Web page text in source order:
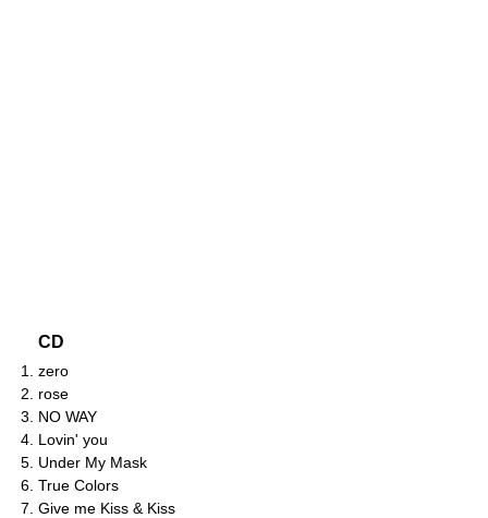
CD
zero
rose
NO WAY
Lovin' you
Under My Mask
True Colors
Give me Kiss & Kiss